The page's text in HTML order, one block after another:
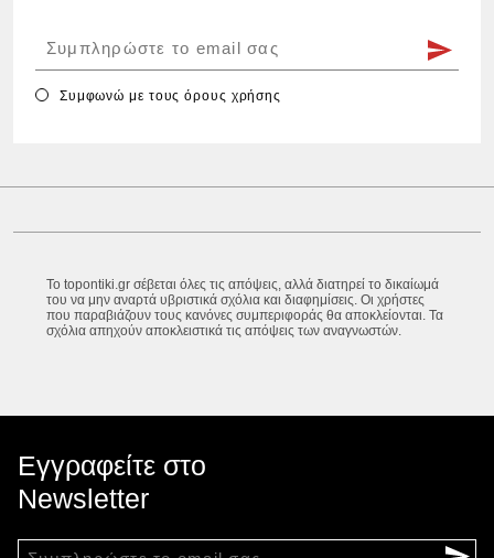
Συμφωνώ με τουςόρους χρήσης
Το topontiki.gr σέβεται όλες τις απόψεις, αλλά διατηρεί το δικαίωμά
του να μην αναρτά υβριστικά σχόλια και διαφημίσεις. Οι χρήστες
που παραβιάζουν τους κανόνες συμπεριφοράς θα αποκλείονται. Τα
σχόλια απηχούν αποκλειστικά τις απόψεις των αναγνωστών.
Εγγραφείτε στο
Newsletter